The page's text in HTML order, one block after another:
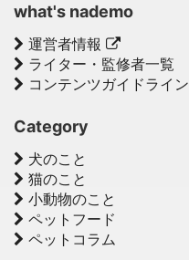
what's nademo
運営者情報
ライター・監修者一覧
コンテンツガイドライン
Category
犬のこと
猫のこと
小動物のこと
ペットフード
ペットコラム